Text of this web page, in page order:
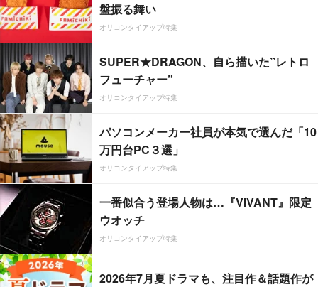
盤振る舞い
オリコンタイアップ特集
SUPER★DRAGON、自ら描いた”レトロ
フューチャー”
オリコンタイアップ特集
パソコンメーカー社員が本気で選んだ「10
万円台PC３選」
オリコンタイアップ特集
一番似合う登場人物は…『VIVANT』限定
ウオッチ
オリコンタイアップ特集
2026年7月夏ドラマも、注目作＆話題作が